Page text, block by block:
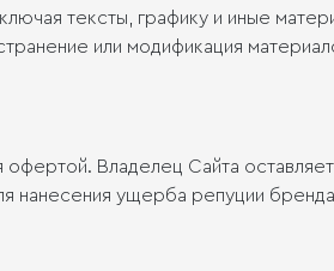
тексты, графику и иные
или модификация
Владелец Сайта
нанесения ущерба репуции бренда